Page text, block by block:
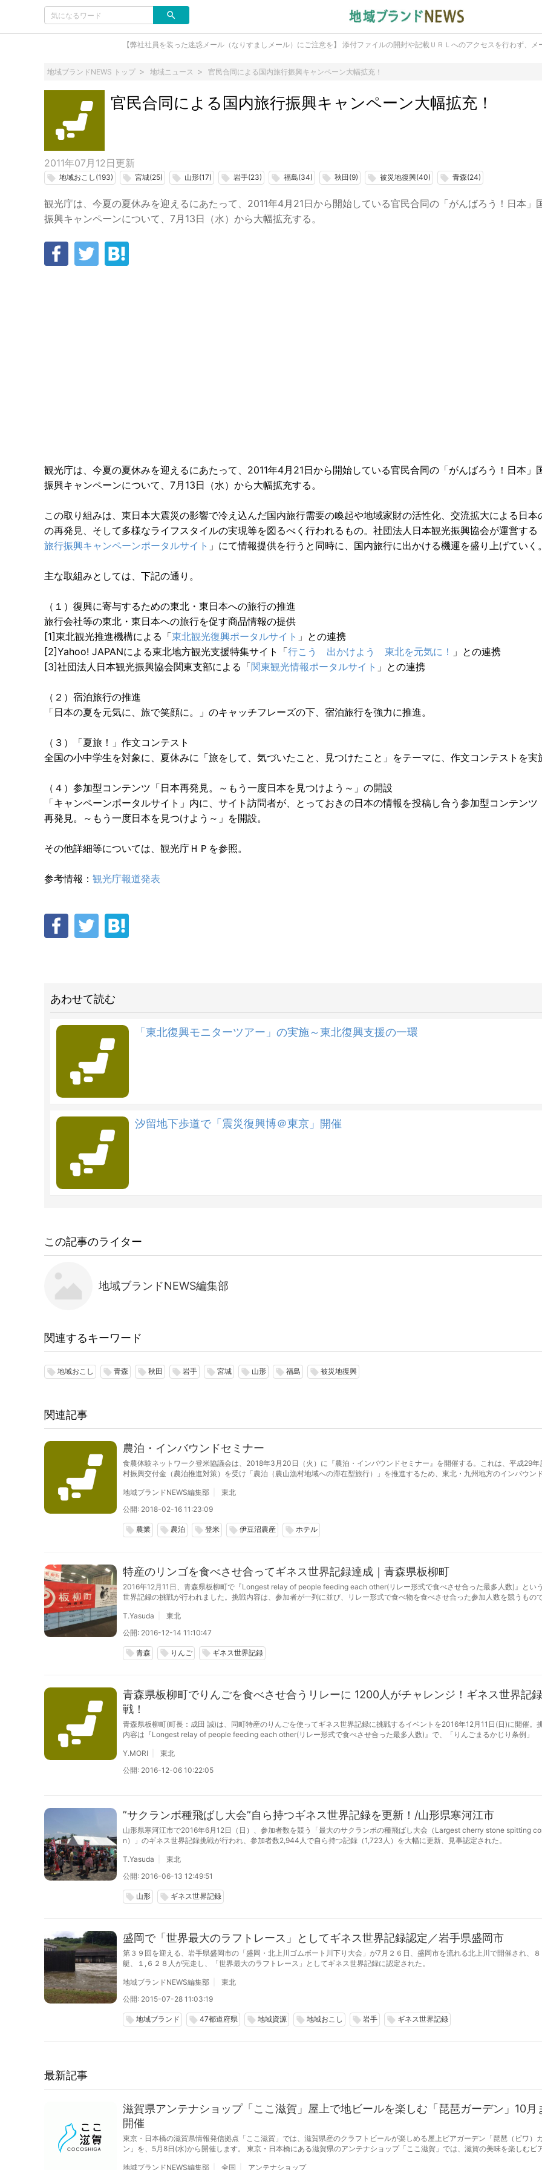
【弊社社員を装った迷惑メール（なりすましメール）にご注意を】 添付ファイルの開封や記載ＵＲＬへのアクセスを行わず、メ
地域ブランドNEWS トップ 地域ニュース 官民合同による国内旅行振興キャンペーン大幅拡充！
官民合同による国内旅行振興キャンペーン大幅拡充！
2011年07月12日 更新
local_offer 地域おこし(193) local_offer 宮城(25) local_offer 山形(17) local_offer 岩手(23) local_offer 福島(34) local_offer 秋田(9) local_offer 被災地復興(40) local_offer 青森(24)
観光庁は、今夏の夏休みを迎えるにあたって、2011年4月21日から開始している官民合同の「がんばろう！日本」
振興キャンペーンについて、7月13日（水）から大幅拡充する。
観光庁は、今夏の夏休みを迎えるにあたって、2011年4月21日から開始している官民合同の「がんばろう！日本」
振興キャンペーンについて、7月13日（水）から大幅拡充する。
この取り組みは、東日本大震災の影響で冷え込んだ国内旅行需要の喚起や地域家財の活性化、交流拡大による日本
の再発見、そして多様なライフスタイルの実現等を図るべく行われるもの。社団法人日本観光振興協会が運営する
旅行振興キャンペーンポータルサイト 」にて情報提供を行うと同時に、国内旅行に出かける機運を盛り上げていく。
主な取組みとしては、下記の通り。
（１）復興に寄与するための東北・東日本への旅行の推進
旅行会社等の東北・東日本への旅行を促す商品情報の提供
[1]東北観光推進機構による「東北観光復興ポータルサイト 」との連携
[2]Yahoo! JAPANによる東北地方観光支援特集サイト「行こう 出かけよう 東北を元気に！ 」との連携
[3]社団法人日本観光振興協会関東支部による「関東観光情報ポータルサイト 」との連携
（２）宿泊旅行の推進
「日本の夏を元気に、旅で笑顔に。」のキャッチフレーズの下、宿泊旅行を強力に推進。
（３）「夏旅！」作文コンテスト
全国の小中学生を対象に、夏休みに「旅をして、気づいたこと、見つけたこと」をテーマに、作文コンテストを実
（４）参加型コンテンツ「日本再発見。～もう一度日本を見つけよう～」の開設
「キャンペーンポータルサイト」内に、サイト訪問者が、とっておきの日本の情報を投稿し合う参加型コンテンツ
再発見。～もう一度日本を見つけよう～」を開設。
その他詳細等については、観光庁ＨＰを参照。
参考情報： 観光庁報道発表
あわせて読む
「東北復興モニターツアー」の実施～東北復興支援の一環
汐留地下歩道で「震災復興博＠東京」開催
この記事のライター
地域ブランドNEWS編集部
関連するキーワード
local_offer 地域おこし local_offer 青森 local_offer 秋田 local_offer 岩手 local_offer 宮城 local_offer 山形 local_offer 福島 local_offer 被災地復興
関連記事
農泊・インバウンドセミナー
食農体験ネットワーク登米協議会は、2018年3月20日（火）に『農泊・インバウンドセミナー』を開催する。これは、平成29年
村振興交付金（農泊推進対策）を受け「農泊（農山漁村地域への滞在型旅行）」を推進するため、東北・九州地方のインバウン
地域ブランドNEWS編集部
東北
公開: 2018-02-16 11:23:09
local_offer 農業 local_offer 農泊 local_offer 登米 local_offer 伊豆沼農産 local_offer ホテル
特産のリンゴを食べさせ合ってギネス世界記録達成｜青森県板柳町
2016年12月11日、青森県板柳町で『Longest relay of people feeding each other(リレー形式で食べさせ合った最多人数)』とい
世界記録の挑戦が行われました。挑戦内容は、参加者が一列に並び、リレー形式で食べ物を食べさせ合った参加人数を競うもので
T.Yasuda
東北
公開: 2016-12-14 11:10:47
local_offer 青森 local_offer りんご local_offer ギネス世界記録
青森県板柳町でりんごを食べさせ合うリレーに 1200人がチャレンジ！ギネス世界記
戦！
青森県板柳町(町長：成田 誠)は、同町特産のりんごを使ってギネス世界記録に挑戦するイベントを2016年12月11日(日)に開催。
内容は『Longest relay of people feeding each other(リレー形式で食べさせ合った最多人数)』で、「りんごまるかじり条例」
Y.MORI
東北
公開: 2016-12-06 10:22:05
”サクランボ種飛ばし大会”自ら持つギネス世界記録を更新！/山形県寒河江市
山形県寒河江市で2016年6月12日（日）、参加者数を競う「最大のサクランボの種飛ばし大会（Largest cherry stone spitting
n）」のギネス世界記録挑戦が行われ、参加者数2,944人で自ら持つ記録（1,723人）を大幅に更新、見事認定された。
T.Yasuda
東北
公開: 2016-06-13 12:49:51
local_offer 山形 local_offer ギネス世界記録
盛岡で「世界最大のラフトレース」としてギネス世界記録認定／岩手県盛岡市
第３９回を迎える、岩手県盛岡市の「盛岡・北上川ゴムボート川下り大会」が7月２６日、盛岡市を流れる北上川で開催され、８
艇、１,６２８人が完走し、「世界最大のラフトレース」としてギネス世界記録に認定された。
地域ブランドNEWS編集部
東北
公開: 2015-07-28 11:03:19
local_offer 地域ブランド local_offer 47都道府県 local_offer 地域資源 local_offer 地域おこし local_offer 岩手 local_offer ギネス世界記録
最新記事
滋賀県アンテナショップ「ここ滋賀」屋上で地ビールを楽しむ「琵琶ガーデン」10月
開催
東京・日本橋の滋賀県情報発信拠点「ここ滋賀」では、滋賀県産のクラフトビールが楽しめる屋上ビアガーデン「琵琶（ビワ）
ン」を、5月8日(水)から開催します。 東京・日本橋にある滋賀県のアンテナショップ「ここ滋賀」では、滋賀の美味を楽しむビアガーデ
地域ブランドNEWS編集部
全国 アンテナショップ